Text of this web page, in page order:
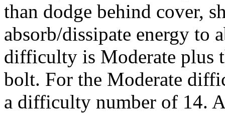
than dodge behind cover,
absorb/dissipate energy to
difficulty is Moderate plus
bolt. For the Moderate
a difficulty number of 14.